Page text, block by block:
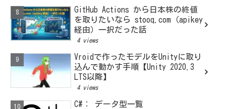
GitHub Actions から日本株の終値
を取りたいなら stooq.com（apikey
経由）一択だった話
4 views
Vroidで作ったモデルをUnityに取り
込んで動かす手順【Unity 2020.3
LTS以降】
4 views
C#： データ型一覧